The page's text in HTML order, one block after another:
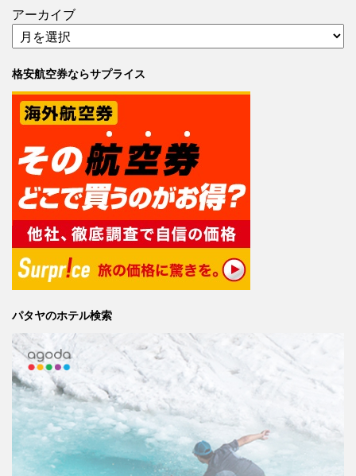
アーカイブ
格安航空券ならサプライス
パタヤのホテル検索